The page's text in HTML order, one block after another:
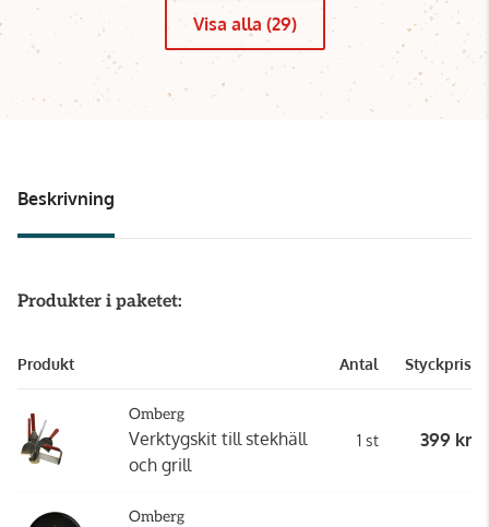
Visa alla (29)
Beskrivning
Produkter i paketet:
Produkt Antal Styckpris
Omberg
Verktygskit till stekhäll
och grill
1 st 399 kr
Omberg